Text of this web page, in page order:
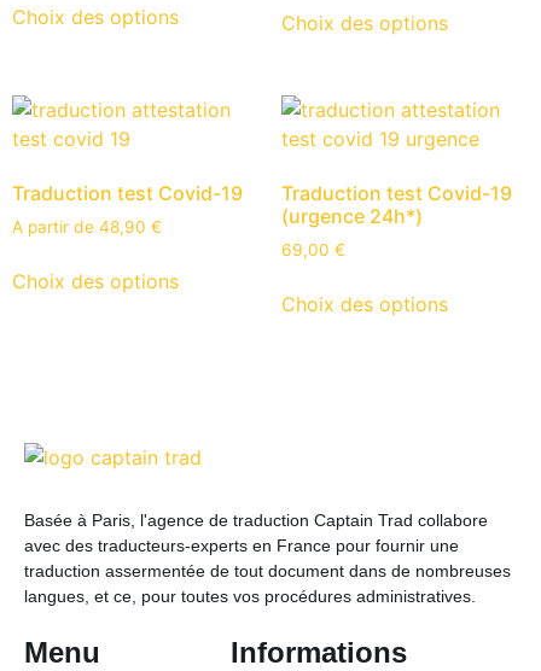
Choix des options Choix des options
Traduction test Covid-19
A partir de 48,90 €
Choix des options
Traduction test Covid-19
(urgence 24h*)
69,00 €
Choix des options
Basée à Paris, l'agence de traduction Captain Trad collabore
avec des traducteurs-experts en France pour fournir une
traduction assermentée de tout document dans de nombreuses
langues, et ce, pour toutes vos procédures administratives.
Menu Informations